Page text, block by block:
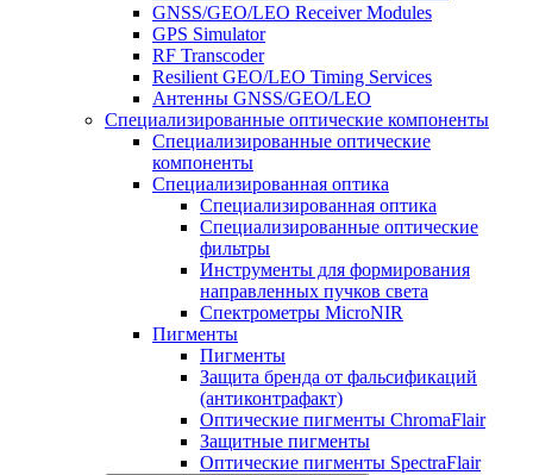
GNSS/GEO/LEO Receiver Modules
GPS Simulator
RF Transcoder
Resilient GEO/LEO Timing Services
Антенны GNSS/GEO/LEO
Специализированные оптические компоненты
Специализированные оптические
компоненты
Специализированная оптика
Специализированная оптика
Специализированные оптические
фильтры
Инструменты для формирования
направленных пучков света
Спектрометры MicroNIR
Пигменты
Пигменты
Защита бренда от фальсификаций
(антиконтрафакт)
Оптические пигменты ChromaFlair
Защитные пигменты
Оптические пигменты SpectraFlair